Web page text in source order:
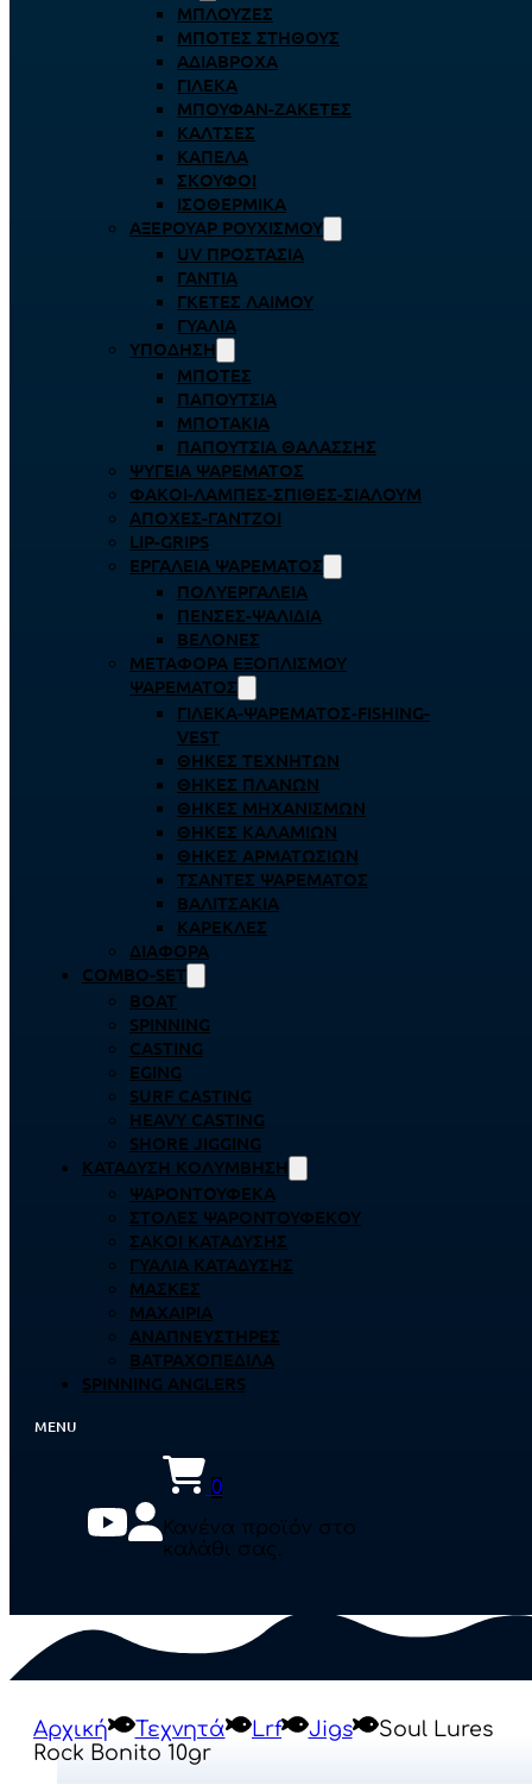
ΜΠΛΟΎΖΕΣ
ΜΠΌΤΕΣ ΣΤΉΘΟΥΣ
ΑΔΙΆΒΡΟΧΑ
ΓΙΛΈΚΑ
ΜΠΟΥΦΆΝ-ΖΑΚΈΤΕΣ
ΚΆΛΤΣΕΣ
ΚΑΠΈΛΑ
ΣΚΟΎΦΟΙ
ΙΣΟΘΕΡΜΙΚΆ
ΑΞΕΡΟΥΆΡ ΡΟΥΧΙΣΜΟΎ
UV ΠΡΟΣΤΑΣΊΑ
ΓΆΝΤΙΑ
ΓΚΈΤΕΣ ΛΑΊΜΟΥ
ΓΥΑΛΙΆ
ΥΠΌΔΗΣΗ
ΜΠΌΤΕΣ
ΠΑΠΟΎΤΣΙΑ
ΜΠΟΤΆΚΙΑ
ΠΑΠΟΎΤΣΙΑ ΘΑΛΆΣΣΗΣ
ΨΥΓΕΊΑ ΨΑΡΈΜΑΤΟΣ
ΦΑΚΟΊ-ΛΆΜΠΕΣ-ΣΠΊΘΕΣ-ΣΊΑΛΟΥΜ
ΑΠΌΧΕΣ-ΓΆΝΤΖΟΙ
LIP-GRIPS
EΡΓΑΛΕΊΑ ΨΑΡΈΜΑΤΟΣ
ΠΟΛΥΕΡΓΑΛΕΊΑ
ΠΈΝΣΕΣ-ΨΑΛΊΔΙΑ
ΒΕΛΌΝΕΣ
ΜΕΤΑΦΟΡΆ ΕΞΟΠΛΙΣΜΟΎ
ΨΑΡΈΜΑΤΟΣ
ΓΙΛΈΚΑ-ΨΑΡΈΜΑΤΟΣ-FISHING-
VEST
ΘΉΚΕΣ ΤΕΧΝΗΤΏΝ
ΘΉΚΕΣ ΠΛΆΝΩΝ
ΘΉΚΕΣ ΜΗΧΑΝΙΣΜΏΝ
ΘΉΚΕΣ ΚΑΛΑΜΙΏΝ
ΘΉΚΕΣ ΑΡΜΑΤΩΣΙΏΝ
ΤΣΆΝΤΕΣ ΨΑΡΈΜΑΤΟΣ
ΒΑΛΙΤΣΆΚΙΑ
ΚΑΡΈΚΛΕΣ
ΔΙΆΦΟΡΑ
COMBO-SET
BOAT
SPINNING
CASTING
EGING
SURF CASTING
HEAVY CASTING
SHORE JIGGING
ΚΑΤΆΔΥΣΗ ΚΟΛΎΜΒΗΣΗ
ΨΑΡΟΝΤΟΎΦΕΚΑ
ΣΤΟΛΈΣ ΨΑΡΟΝΤΟΎΦΕΚΟΥ
ΣΆΚΟΙ ΚΑΤΆΔΥΣΗΣ
ΓΥΑΛΙΆ ΚΑΤΆΔΥΣΗΣ
ΜΆΣΚΕΣ
ΜΑΧΑΊΡΙΑ
ΑΝΑΠΝΕΥΣΤΉΡΕΣ
ΒΑΤΡΑΧΟΠΈΔΙΛΑ
SPINNING ANGLERS
0
Κανένα προϊόν στο
καλάθι σας.
Αρχική Τεχνητά Lrf Jigs
Soul Lures
Rock Bonito 10gr